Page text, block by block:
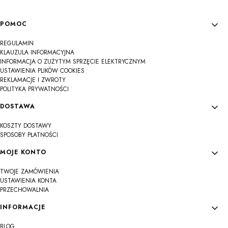
Linki w stopce
POMOC
REGULAMIN
KLAUZULA INFORMACYJNA
INFORMACJA O ZUŻYTYM SPRZĘCIE ELEKTRYCZNYM
USTAWIENIA PLIKÓW COOKIES
REKLAMACJE I ZWROTY
POLITYKA PRYWATNOŚCI
DOSTAWA
KOSZTY DOSTAWY
SPOSOBY PŁATNOŚCI
MOJE KONTO
TWOJE ZAMÓWIENIA
USTAWIENIA KONTA
PRZECHOWALNIA
INFORMACJE